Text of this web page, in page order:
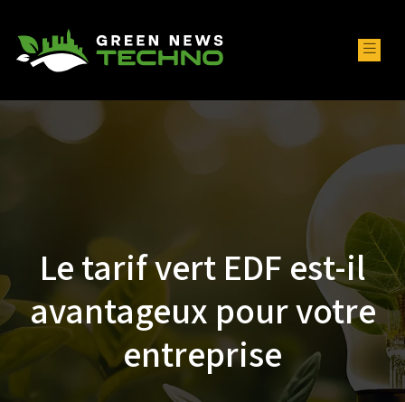
Le tarif vert EDF est-il
avantageux pour votre
entreprise